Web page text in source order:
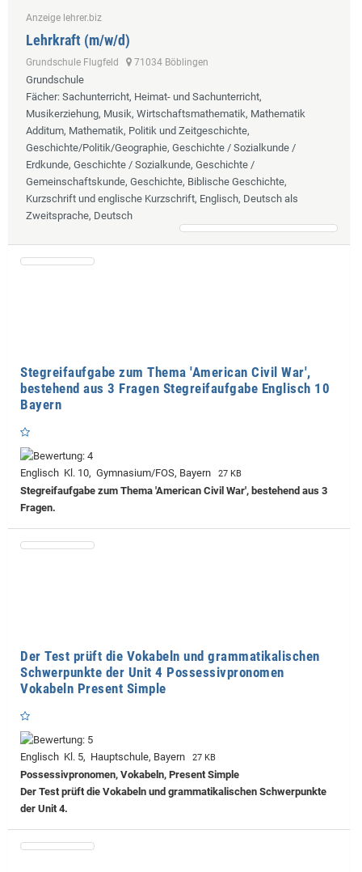
Anzeige lehrer.biz
Lehrkraft (m/w/d)
Grundschule Flugfeld 71034 Böblingen
Grundschule
Fächer: Sachunterricht, Heimat- und Sachunterricht,
Musikerziehung, Musik, Wirtschaftsmathematik, Mathematik
Additum, Mathematik, Politik und Zeitgeschichte,
Geschichte/Politik/Geographie, Geschichte / Sozialkunde /
Erdkunde, Geschichte / Sozialkunde, Geschichte /
Gemeinschaftskunde, Geschichte, Biblische Geschichte,
Kurzschrift und englische Kurzschrift, Englisch, Deutsch als
Zweitsprache, Deutsch
Stegreifaufgabe zum Thema 'American Civil War',
bestehend aus 3 Fragen Stegreifaufgabe Englisch 10
Bayern
Englisch Kl. 10, Gymnasium/FOS, Bayern 27 KB
Stegreifaufgabe zum Thema 'American Civil War', bestehend aus 3
Fragen.
Der Test prüft die Vokabeln und grammatikalischen
Schwerpunkte der Unit 4 Possessivpronomen
Vokabeln Present Simple
Englisch Kl. 5, Hauptschule, Bayern 27 KB
Possessivpronomen, Vokabeln, Present Simple
Der Test prüft die Vokabeln und grammatikalischen Schwerpunkte
der Unit 4.